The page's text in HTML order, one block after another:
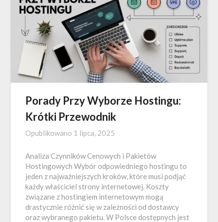
Porady Przy Wyborze Hostingu:
Krótki Przewodnik
Opublikowano 1 lipca, 2025
Analiza Czynników Cenowych i Pakietów
Hostingowych Wybór odpowiedniego hostingu to
jeden z najważniejszych kroków, które musi podjąć
każdy właściciel strony internetowej. Koszty
związane z hostingiem internetowym mogą
drastycznie różnić się w zależności od dostawcy
oraz wybranego pakietu. W Polsce dostępnych jest